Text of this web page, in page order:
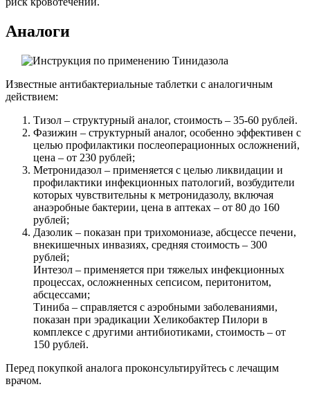
Аналоги
Известные антибактериальные таблетки с аналогичным
действием:
Тизол – структурный аналог, стоимость – 35-60 рублей.
Фазижин – структурный аналог, особенно эффективен с
целью профилактики послеоперационных осложнений,
цена – от 230 рублей;
Метронидазол – применяется с целью ликвидации и
профилактики инфекционных патологий, возбудители
которых чувствительны к метронидазолу, включая
анаэробные бактерии, цена в аптеках – от 80 до 160
рублей;
Дазолик – показан при трихомониазе, абсцессе печени,
внекишечных инвазиях, средняя стоимость – 300
рублей;
Интезол – применяется при тяжелых инфекционных
процессах, осложненных сепсисом, перитонитом,
абсцессами;
Тиниба – справляется с аэробными заболеваниями,
показан при эрадикации Хеликобактер Пилори в
комплексе с другими антибиотиками, стоимость – от
150 рублей.
Перед покупкой аналога проконсультируйтесь с лечащим
врачом.